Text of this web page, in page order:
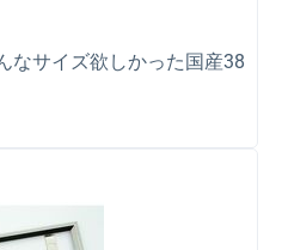
サイズ欲しかった国産38